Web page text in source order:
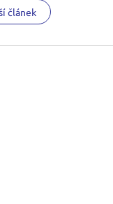
článek